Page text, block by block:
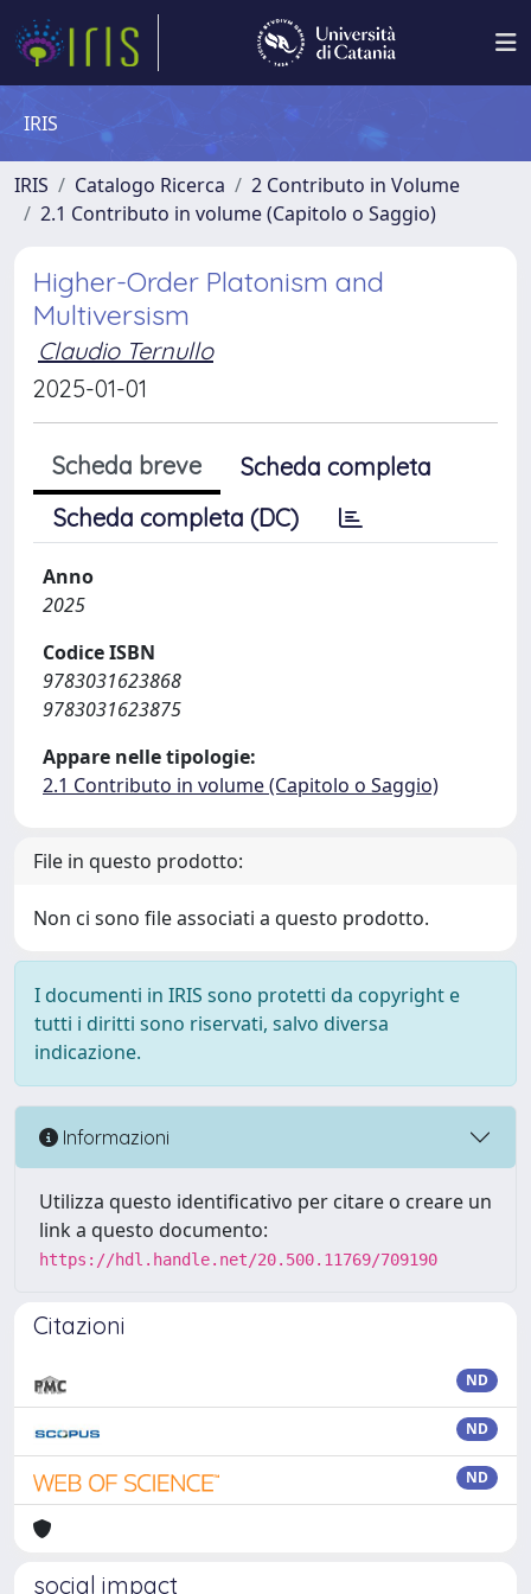
IRIS
IRIS Catalogo Ricerca
2 Contributo in Volume
2.1 Contributo in volume (Capitolo o Saggio)
Higher-Order Platonism and
Multiversism
Claudio Ternullo
2025-01-01
Scheda breve
Scheda completa
Scheda completa (DC)
Anno
2025
Codice ISBN
9783031623868
9783031623875
Appare nelle tipologie:
2.1 Contributo in volume (Capitolo o Saggio)
File in questo prodotto:
Non ci sono file associati a questo prodotto.
I documenti in IRIS sono protetti da copyright e
tutti i diritti sono riservati, salvo diversa
indicazione.
Informazioni
Utilizza questo identificativo per citare o creare un
link a questo documento:
https://hdl.handle.net/20.500.11769/709190
Citazioni
ND
ND
ND
social impact